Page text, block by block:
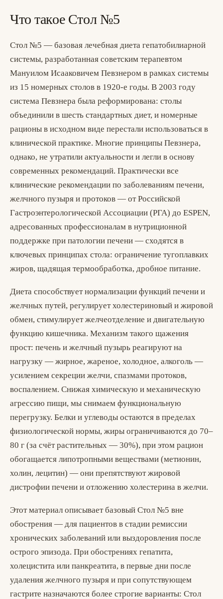
Что такое Стол №5
Стол №5 — базовая лечебная диета гепатобилиарной
системы, разработанная советским терапевтом
Мануилом Исааковичем Певзнером в рамках системы
из 15 номерных столов в 1920-е годы. В 2003 году
система Певзнера была реформирована: столы
объединили в шесть стандартных диет, и номерные
рационы в исходном виде перестали использоваться в
клинической практике. Многие принципы Певзнера,
однако, не утратили актуальности и легли в основу
современных рекомендаций. Практически все
клинические рекомендации по заболеваниям печени,
желчного пузыря и протоков — от Российской
Гастроэнтерологической Ассоциации (РГА) до ESPEN,
адресованных профессионалам в нутриционной
поддержке при патологии печени — сходятся в
ключевых принципах стола: ограничение тугоплавких
жиров, щадящая термообработка, дробное питание.
Диета способствует нормализации функций печени и
желчных путей, регулирует холестериновый и жировой
обмен, стимулирует желчеотделение и двигательную
функцию кишечника. Механизм такого щажения
прост: печень и желчный пузырь реагируют на
нагрузку — жирное, жареное, холодное, алкоголь —
усилением секреции желчи, спазмами протоков,
воспалением. Снижая химическую и механическую
агрессию пищи, мы снимаем функциональную
перегрузку. Белки и углеводы остаются в пределах
физиологической нормы, жиры ограничиваются до 70–
80 г (за счёт растительных — 30%), при этом рацион
обогащается липотропными веществами (метионин,
холин, лецитин) — они препятствуют жировой
дистрофии печени и отложению холестерина в желчи.
Этот материал описывает базовый Стол №5 вне
обострения — для пациентов в стадии ремиссии
хронических заболеваний или выздоровления после
острого эпизода. При обострениях гепатита,
холецистита или панкреатита, в первые дни после
удаления желчного пузыря и при сопутствующем
гастрите назначаются более строгие варианты: Стол